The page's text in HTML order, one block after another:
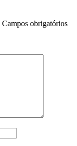
Campos obrigatórios